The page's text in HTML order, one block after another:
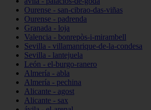
Ourense - san-cibrao-das-viñas
Ourense - padrenda
Granada - loja
Valencia - bonrepòs-i-mirambell
Sevilla - villamanrique-de-la-condesa
Sevilla - lantejuela
León - el-burgo-ranero
Almería - abla
Almería - pechina
Alicante - agost
Alicante - sax